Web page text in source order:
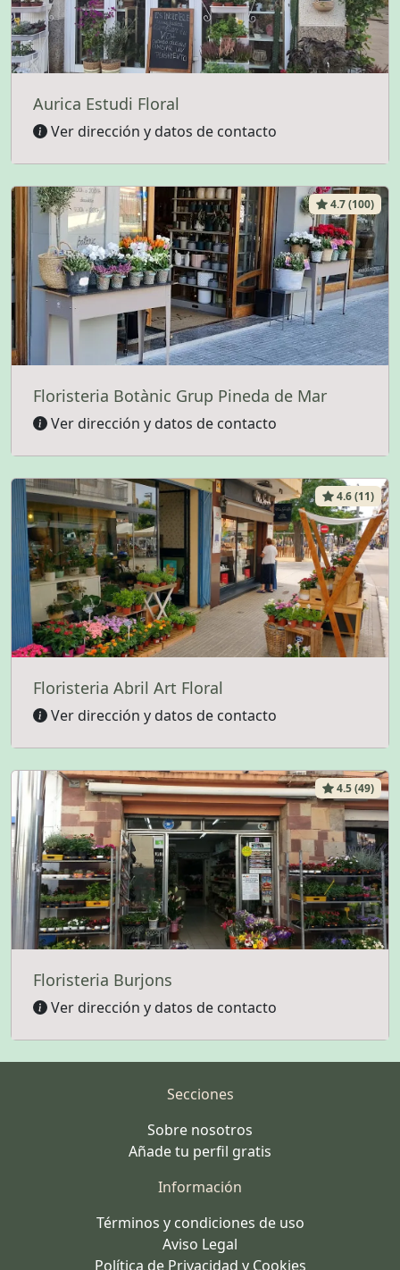
Aurica Estudi Floral
Ver dirección y datos de contacto
4.7 (100)
Floristeria Botànic Grup Pineda de Mar
Ver dirección y datos de contacto
4.6 (11)
Floristeria Abril Art Floral
Ver dirección y datos de contacto
4.5 (49)
Floristeria Burjons
Ver dirección y datos de contacto
Secciones
Sobre nosotros
Añade tu perfil gratis
Información
Términos y condiciones de uso
Aviso Legal
Política de Privacidad y Cookies